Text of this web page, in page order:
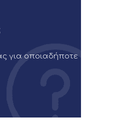
για οποιαδήποτε